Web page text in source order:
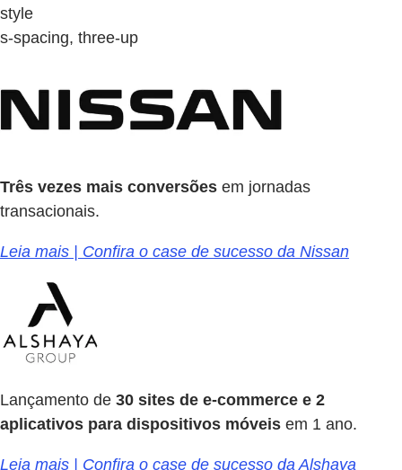
style
s-spacing, three-up
Três vezes mais conversões em jornadas
transacionais.
Leia mais | Confira o case de sucesso da Nissan
Lançamento de 30 sites de e-commerce e 2
aplicativos para dispositivos móveis em 1 ano.
Leia mais | Confira o case de sucesso da Alshaya